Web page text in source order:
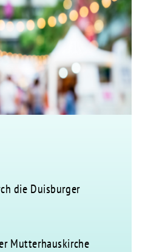
die Duisburger
Mutterhauskirche